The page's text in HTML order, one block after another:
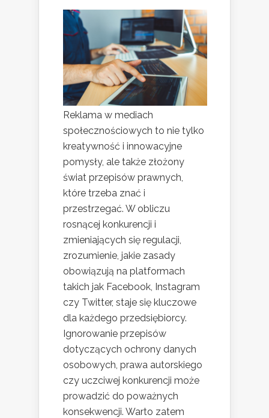
Reklama w mediach
społecznościowych to nie tylko
kreatywność i innowacyjne
pomysły, ale także złożony
świat przepisów prawnych,
które trzeba znać i
przestrzegać. W obliczu
rosnącej konkurencji i
zmieniających się regulacji,
zrozumienie, jakie zasady
obowiązują na platformach
takich jak Facebook, Instagram
czy Twitter, staje się kluczowe
dla każdego przedsiębiorcy.
Ignorowanie przepisów
dotyczących ochrony danych
osobowych, prawa autorskiego
czy uczciwej konkurencji może
prowadzić do poważnych
konsekwencji. Warto zatem